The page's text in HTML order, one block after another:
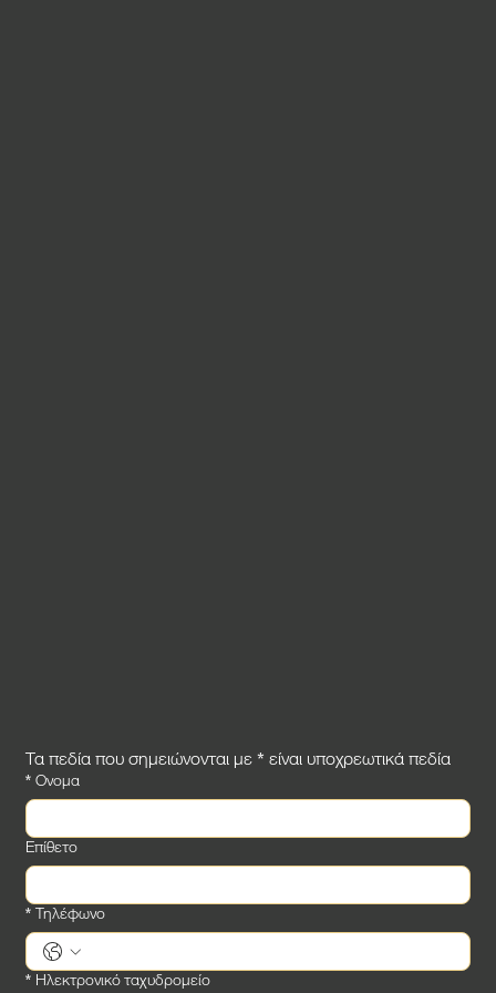
Τα πεδία που σημειώνονται με * είναι υποχρεωτικά πεδία
* Ονομα
Επίθετο
* Τηλέφωνο
* Ηλεκτρονικό ταχυδρομείο